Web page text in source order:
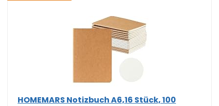
HOMEMARS Notizbuch A6,16 Stück, 100